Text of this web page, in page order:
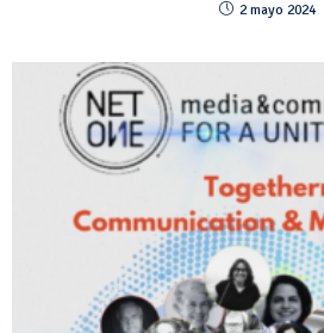
2 mayo 2024